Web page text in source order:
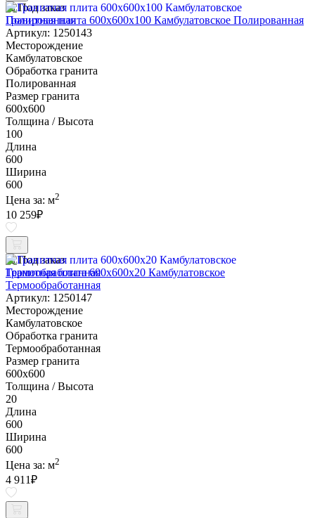
Под заказ
Гранитная плита 600х600x100 Камбулатовское Полированная
Артикул: 1250143
Месторождение
Камбулатовское
Обработка гранита
Полированная
Размер гранита
600х600
Толщина / Высота
100
Длина
600
Ширина
600
Цена за: м2
10 259₽
Под заказ
Гранитная плита 600х600x20 Камбулатовское
Термообработанная
Артикул: 1250147
Месторождение
Камбулатовское
Обработка гранита
Термообработанная
Размер гранита
600х600
Толщина / Высота
20
Длина
600
Ширина
600
Цена за: м2
4 911₽